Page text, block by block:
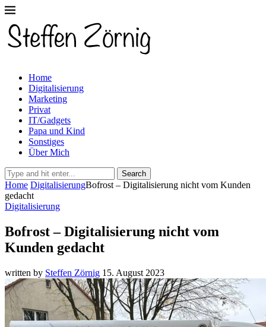
Home
Digitalisierung
Marketing
Privat
IT/Gadgets
Papa und Kind
Sonstiges
Über Mich
Search
Home DigitalisierungBofrost – Digitalisierung nicht vom Kunden
gedacht
Digitalisierung
Bofrost – Digitalisierung nicht vom
Kunden gedacht
written by Steffen Zörnig 15. August 2023